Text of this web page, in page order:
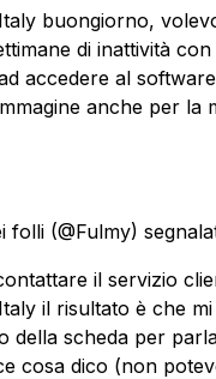
buongiorno,
di inattività
accedere al
anche per la
folli (@Fulmy)
il servizio
il risultato è che
della scheda per
cosa dico (non